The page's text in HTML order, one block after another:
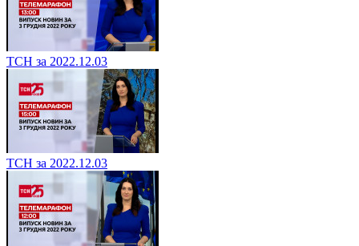
ТСН за 2022.12.03
ТСН за 2022.12.03